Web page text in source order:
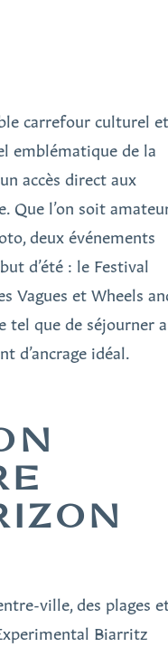
carrefour culturel et
emblématique de la
accès direct aux
Que l’on soit
deux événements
d’été : le Festival
Vagues et Wheels
tel que de séjourner
d’ancrage idéal.
ville, des plages
Biarritz